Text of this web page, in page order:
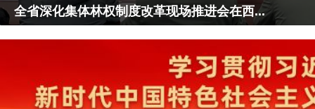
全省深化集体林权制度改革现场推进会在西...